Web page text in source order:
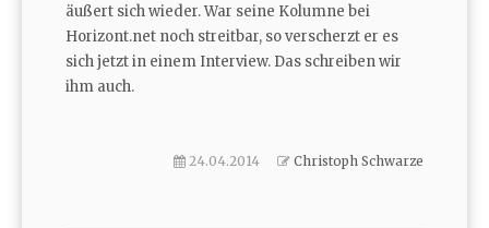
äußert sich wieder. War seine Kolumne bei
Horizont.net noch streitbar, so verscherzt er es
sich jetzt in einem Interview. Das schreiben wir
ihm auch.
24.04.2014 Christoph Schwarze